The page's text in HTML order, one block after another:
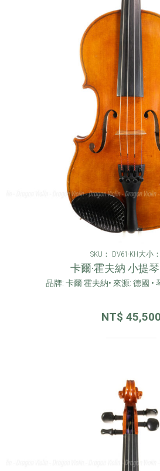
SKU： DV61-KH大小
卡爾·霍夫納 小提琴
品牌: 卡爾·霍夫納• 來源: 德國 •
NT$ 45,500